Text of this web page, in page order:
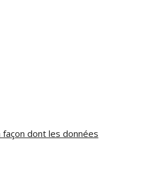
façon dont les données